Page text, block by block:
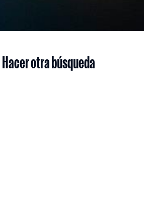
Hacer otra búsqueda